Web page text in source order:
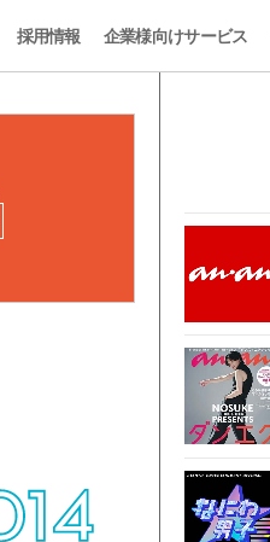
採用情報 企業様向けサービス